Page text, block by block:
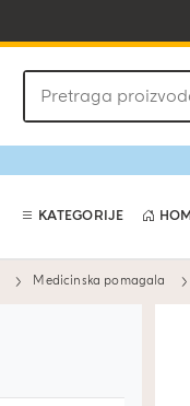
Pretraga
proizvoda
KATEGORIJE
Medicinska pomagala